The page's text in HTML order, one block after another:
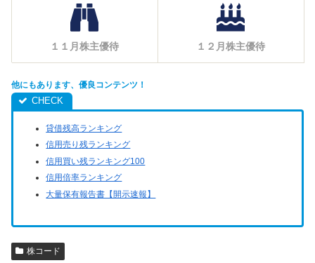
１１月株主優待 １２月株主優待
他にもあります、優良コンテンツ！
貸借残高ランキング
信用売り残ランキング
信用買い残ランキング100
信用倍率ランキング
大量保有報告書【開示速報】
株コード